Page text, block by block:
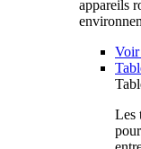
appareils
Voir
Les